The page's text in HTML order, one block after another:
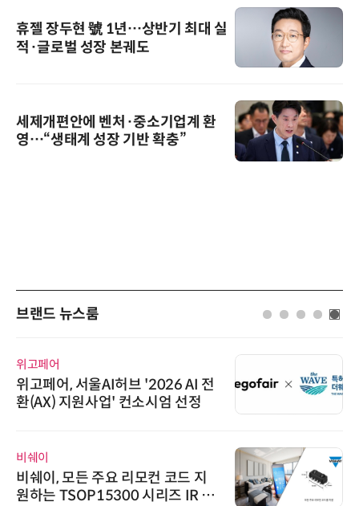
휴젤 장두현 號 1년…상반기 최대 실
적·글로벌 성장 본궤도
세제개편안에 벤처·중소기업계 환
영…“생태계 성장 기반 확충”
브랜드 뉴스룸
위고페어
위고페어, 서울AI허브 '2026 AI 전
환(AX) 지원사업' 컨소시엄 선정
비쉐이
비쉐이, 모든 주요 리모컨 코드 지
원하는 TSOP15300 시리즈 IR 수